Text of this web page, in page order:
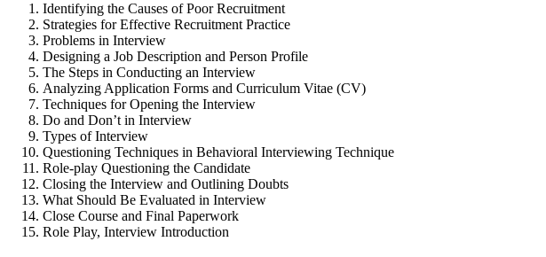
Identifying the Causes of Poor Recruitment
Strategies for Effective Recruitment Practice
Problems in Interview
Designing a Job Description and Person Profile
The Steps in Conducting an Interview
Analyzing Application Forms and Curriculum Vitae (CV)
Techniques for Opening the Interview
Do and Don’t in Interview
Types of Interview
Questioning Techniques in Behavioral Interviewing Technique
Role-play Questioning the Candidate
Closing the Interview and Outlining Doubts
What Should Be Evaluated in Interview
Close Course and Final Paperwork
Role Play, Interview Introduction